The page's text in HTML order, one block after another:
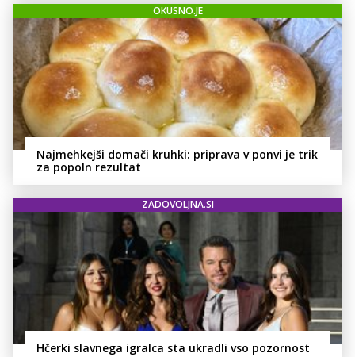
OKUSNO.JE
Najmehkejši domači kruhki: priprava v ponvi je trik
za popoln rezultat
ZADOVOLJNA.SI
Hčerki slavnega igralca sta ukradli vso pozornost